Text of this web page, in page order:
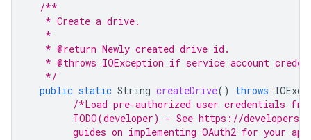
/**
   * Create a drive.
   *
   * @return Newly created drive id.
* @throws IOException if service account
   */
public static String createDrive() throws
/*Load pre-authorized user credentials
TODO(developer) - See https://
guides on implementing OAuth2 for your